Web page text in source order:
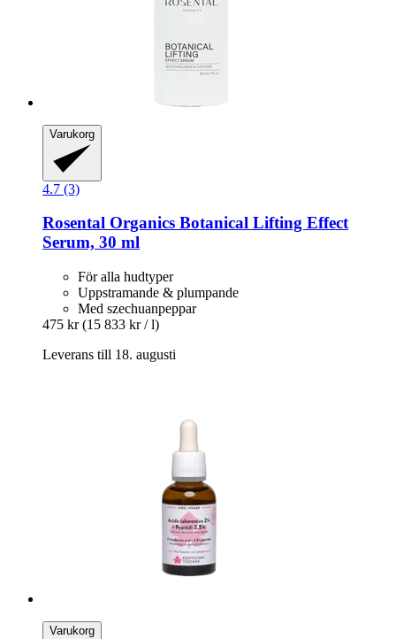
Varukorg
4.7 (3)
Rosental Organics Botanical Lifting Effect
Serum, 30 ml
För alla hudtyper
Uppstramande & plumpande
Med szechuanpeppar
475 kr (15 833 kr / l)
Leverans till 18. augusti
Varukorg